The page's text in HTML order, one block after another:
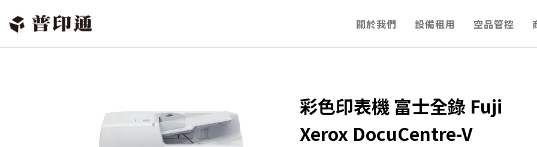
關於我們 設備租用 空品管控
彩色印表機 富士全錄 Fuji
Xerox DocuCentre-V